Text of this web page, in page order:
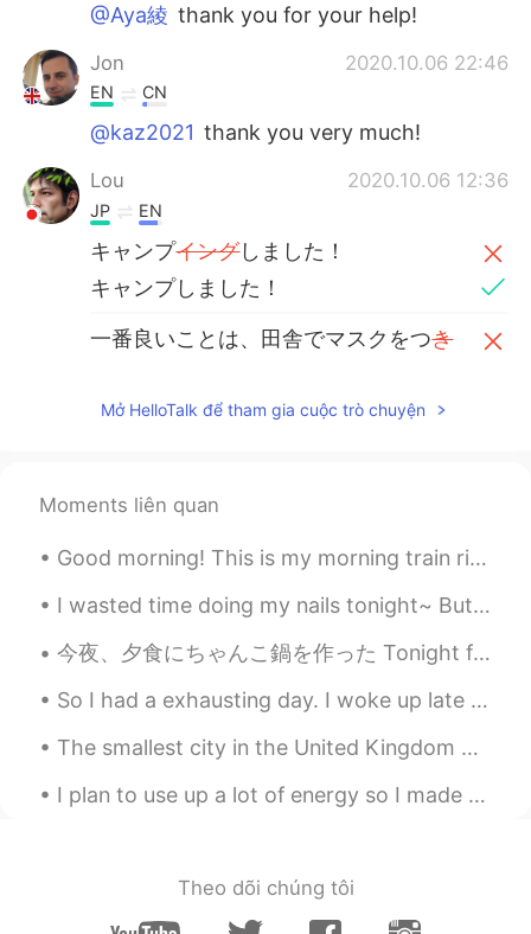
@Aya綾 thank you for your help!
Jon 2020.10.06 22:46
EN CN
@kaz2021 thank you very much!
Lou 2020.10.06 12:36
JP EN
キャンプイングしました！
キャンプしました！
一番良いことは、田舎でマスクをつき
一番良いことは、田舎では マスクをつ
けませんでした！
JP EN
息子は初めてでした、僕は10年ぐらい
息子は初めてでした、僕は10年ぐらい
ぶりでした。
I would say either ぐらい
ぶりorぶりぐらい both okay
一番良いことは、田舎でマスクをつ
き
ませんでした！
ませんでした！is ok but I would say 良
初めて、新鮮な空気を吸うこと
Mở HelloTalk để tham gia cuộc trò chuyện
Moments liên quan
Good morning! This is my morning train ride to the city every morning. Let's have a good one yea...
I wasted time doing my nails tonight~ But it’s really relaxing!! 💅🏻 Someday I’ll get better at it 😊
今夜、夕食にちゃんこ鍋を作った Tonight for dinner I made Chanko Hotpot 入れた肉はえび、鶏胸肉、そして手作り鶏団子 For the meats I pu...
So I had a exhausting day. I woke up late for work, drove fast and got to work on time but I loo...
The smallest city in the United Kingdom 🇬🇧. Hope you like the photos; there’s quite a lot of hist...
I plan to use up a lot of energy so I made a good size breakfast. Here you see boiled sliced pota...
Theo dõi chúng tôi